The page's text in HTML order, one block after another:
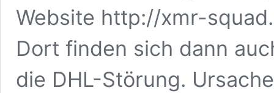
Website http://xmr-
Dort finden sich dann
die DHL-Störung.